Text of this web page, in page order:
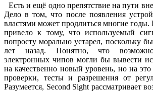
Есть и ещё одно препятствие на пути
Дело в том, что после появления
властями может продлиться многие годы.
привело к тому, что используемый
попросту морально устарел, поскольку
лет назад. Понятно, что
электронных чипов могли бы вывести
на качественно новый уровень, но на
проверки, тесты и разрешения от
Разумеется, Second Sight рассматривает